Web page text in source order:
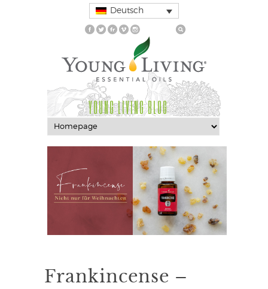
Deutsch
YOUNG LIVING BLOG
Frankincense –